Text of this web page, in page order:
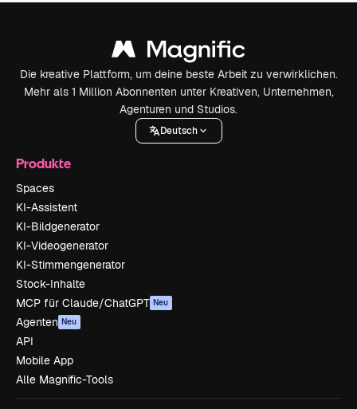
Die kreative Plattform, um deine beste Arbeit zu verwirklichen.
Mehr als 1 Million Abonnenten unter Kreativen, Unternehmen,
Agenturen und Studios.
Deutsch
Produkte
Spaces
KI-Assistent
KI-Bildgenerator
KI-Videogenerator
KI-Stimmengenerator
Stock-Inhalte
MCP für Claude/ChatGPT Neu
Agenten Neu
API
Mobile App
Alle Magnific-Tools